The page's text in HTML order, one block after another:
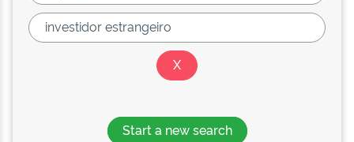
Start a new search